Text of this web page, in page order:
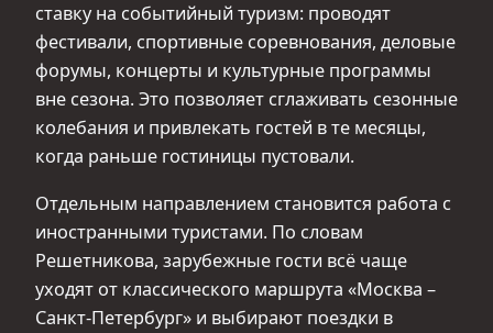
ставку на событийный туризм: проводят
фестивали, спортивные соревнования, деловые
форумы, концерты и культурные программы
вне сезона. Это позволяет сглаживать сезонные
колебания и привлекать гостей в те месяцы,
когда раньше гостиницы пустовали.
Отдельным направлением становится работа с
иностранными туристами. По словам
Решетникова, зарубежные гости всё чаще
уходят от классического маршрута «Москва –
Санкт-Петербург» и выбирают поездки в